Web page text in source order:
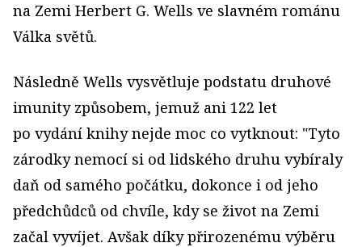
na Zemi Herbert G. Wells ve slavném románu
Válka světů.
Následně Wells vysvětluje podstatu druhové
imunity způsobem, jemuž ani 122 let
po vydání knihy nejde moc co vytknout: "Tyto
zárodky nemocí si od lidského druhu vybíraly
daň od samého počátku, dokonce i od jeho
předchůdců od chvíle, kdy se život na Zemi
začal vyvíjet. Avšak díky přirozenému výběru